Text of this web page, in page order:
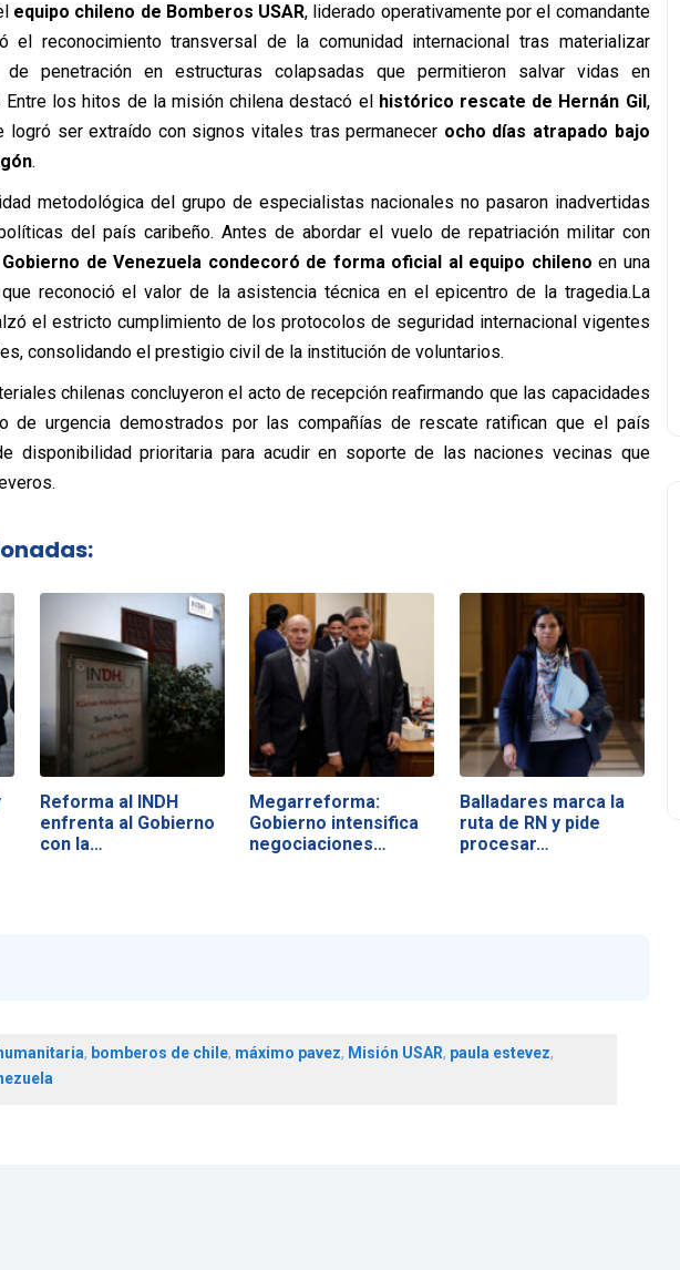
equipo chileno de Bomberos USAR, liderado operativamente por el comandante
el reconocimiento transversal de la comunidad internacional tras materializar
de penetración en estructuras colapsadas que permitieron salvar vidas en
Entre los hitos de la misión chilena destacó el histórico rescate de Hernán Gil,
logró ser extraído con signos vitales tras permanecer ocho días atrapado bajo
.
metodológica del grupo de especialistas nacionales no pasaron inadvertidas
del país caribeño. Antes de abordar el vuelo de repatriación militar con
de Venezuela condecoró de forma oficial al equipo chileno en una
reconoció el valor de la asistencia técnica en el epicentro de la tragedia.La
el estricto cumplimiento de los protocolos de seguridad internacional vigentes
consolidando el prestigio civil de la institución de voluntarios.
chilenas concluyeron el acto de recepción reafirmando que las capacidades
de urgencia demostrados por las compañías de rescate ratifican que el país
disponibilidad prioritaria para acudir en soporte de las naciones vecinas que
Reforma al INDH
enfrenta al Gobierno
con la…
Megarreforma:
Gobierno intensifica
negociaciones…
Balladares marca la
ruta de RN y pide
procesar…
, bomberos de chile, máximo pavez, Misión USAR, paula estevez,